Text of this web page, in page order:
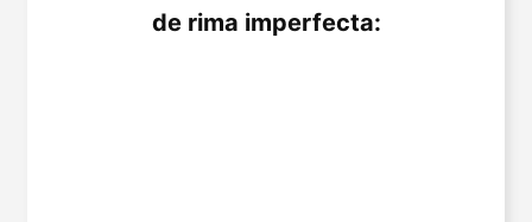
de rima imperfecta: